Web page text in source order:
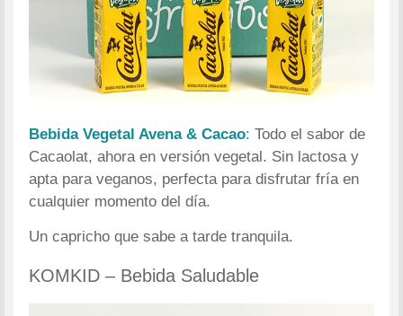
Bebida Vegetal Avena & Cacao:Todo el sabor de
Cacaolat, ahora en versión vegetal. Sin lactosa y
apta para veganos, perfecta para disfrutar fría en
cualquier momento del día.
Un capricho que sabe a tarde tranquila.
KOMKID – Bebida Saludable